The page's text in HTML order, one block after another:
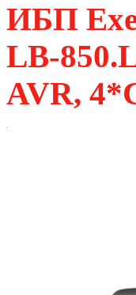
ИБП
LB-
AVR,